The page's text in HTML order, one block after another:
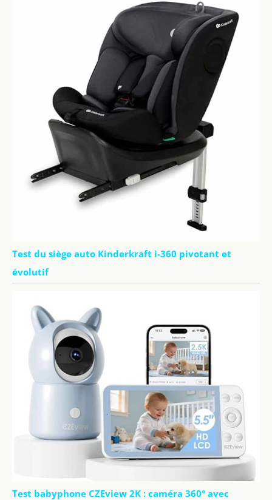
Test du siège auto Kinderkraft i-360 pivotant et
évolutif
Test babyphone CZEview 2K : caméra 360° avec